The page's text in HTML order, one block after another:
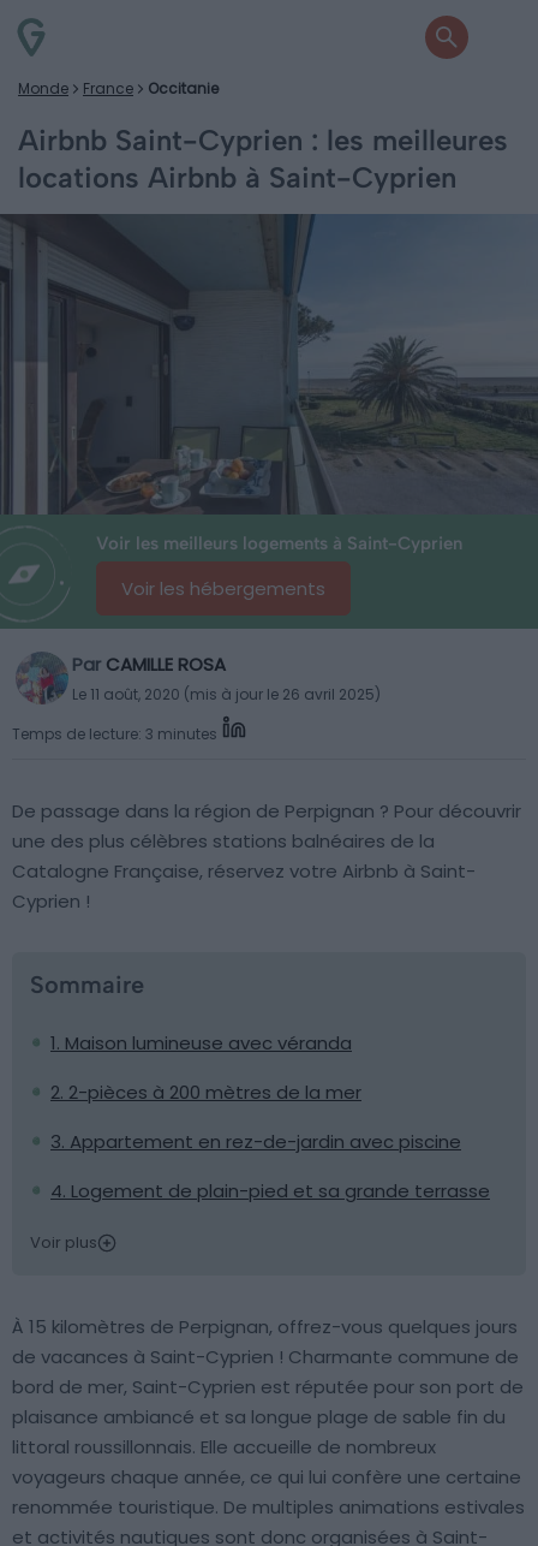
Monde France Occitanie
Airbnb Saint-Cyprien : les meilleures
locations Airbnb à Saint-Cyprien
Voir les meilleurs logements à Saint-Cyprien
Voir les hébergements
Par CAMILLE ROSA
Le 11 août, 2020 (mis à jour le 26 avril 2025)
Temps de lecture: 3 minutes
De passage dans la région de Perpignan ? Pour découvrir
une des plus célèbres stations balnéaires de la
Catalogne Française, réservez votre Airbnb à Saint-
Cyprien !
Sommaire
1. Maison lumineuse avec véranda
2. 2-pièces à 200 mètres de la mer
3. Appartement en rez-de-jardin avec piscine
4. Logement de plain-pied et sa grande terrasse
Voir plus
À 15 kilomètres de Perpignan, offrez-vous quelques jours
de vacances à Saint-Cyprien ! Charmante commune de
bord de mer, Saint-Cyprien est réputée pour son port de
plaisance ambiancé et sa longue plage de sable fin du
littoral roussillonnais. Elle accueille de nombreux
voyageurs chaque année, ce qui lui confère une certaine
renommée touristique. De multiples animations estivales
et activités nautiques sont donc organisées à Saint-